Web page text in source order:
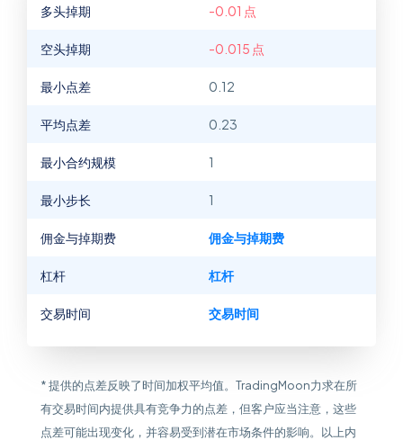
多头掉期 -0.01 点
空头掉期 -0.015 点
最小点差 0.12
平均点差 0.23
最小合约规模 1
最小步长 1
佣金与掉期费 佣金与掉期费
杠杆 杠杆
交易时间 交易时间
* 提供的点差反映了时间加权平均值。TradingMoon力求在所
有交易时间内提供具有竞争力的点差，但客户应当注意，这些
点差可能出现变化，并容易受到潜在市场条件的影响。以上内